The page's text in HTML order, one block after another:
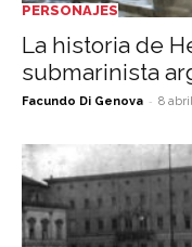
PERSONAJES
La historia de
submarinista
Facundo Di Genova - 8